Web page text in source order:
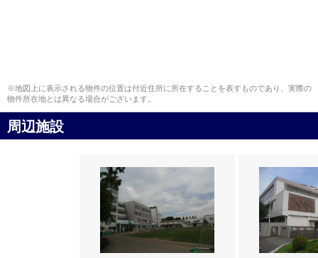
※地図上に表示される物件の位置は付近住所に所在することを表すものであり、実際の
物件所在地とは異なる場合がございます。
周辺施設